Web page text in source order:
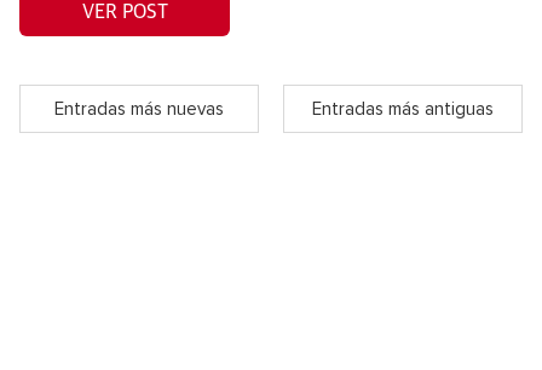
VER POST
Entradas más nuevas Entradas más antiguas